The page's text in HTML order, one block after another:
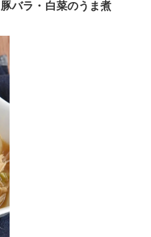
バラ・白菜のうま煮